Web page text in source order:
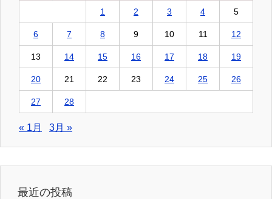
1 2 3 4 5
6 7 8 9 10 11 12
13 14 15 16 17 18 19
20 21 22 23 24 25 26
27 28
« 1月 3月 »
最近の投稿